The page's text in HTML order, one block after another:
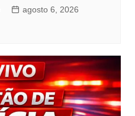
agosto 6, 2026